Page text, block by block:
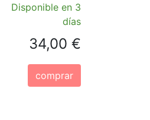
Disponible en 3
días
34,00 €
comprar